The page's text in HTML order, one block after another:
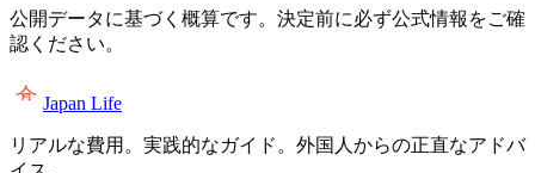
公開データに基づく概算です。決定前に必ず公式情報をご確
認ください。
Japan Life
リアルな費用。実践的なガイド。外国人からの正直なアドバ